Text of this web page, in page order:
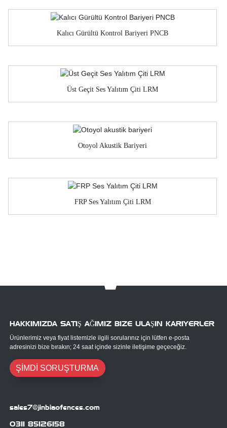
Kalıcı Gürültü Kontrol Bariyeri PNCB
Üst Geçit Ses Yalıtım Çiti LRM
Otoyol Akustik Bariyeri
FRP Ses Yalıtım Çiti LRM
HAKKIMIZDA SATIŞ AĞIMIZ BIZE ULAŞIN KARIYERLER
Ürünlerimiz veya fiyat listemizle ilgili sorularınız için lütfen e-posta
adresinizi bize bırakın; 24 saat içinde sizinle iletişime geçeceğiz.
ŞİMDİ SORUŞTURMA
sales7@jinbiaofences.com
0311 85126158